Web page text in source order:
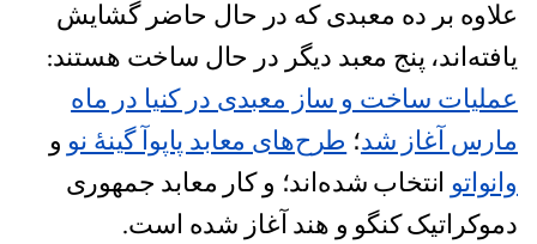
علاوه بر ده معبدی که در حال حاضر گشایش
یافته‌اند، پنج معبد دیگر در حال ساخت هستند:
عملیات ساخت و ساز معبدی در کنیا در ماه
مارس آغاز شد؛ طرح‌‌های معابد پاپوآ گینهٔ نو و
وانواتو انتخاب شده‌اند؛ و کار معابد جمهوری
دموکراتیک کنگو و هند آغاز شده است.